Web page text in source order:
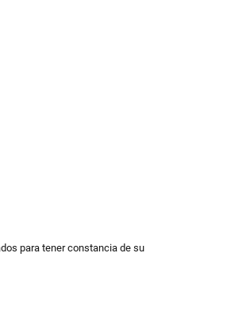
para tener constancia de su